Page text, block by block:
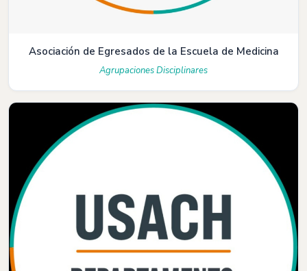
Asociación de Egresados de la Escuela de Medicina
Agrupaciones Disciplinares